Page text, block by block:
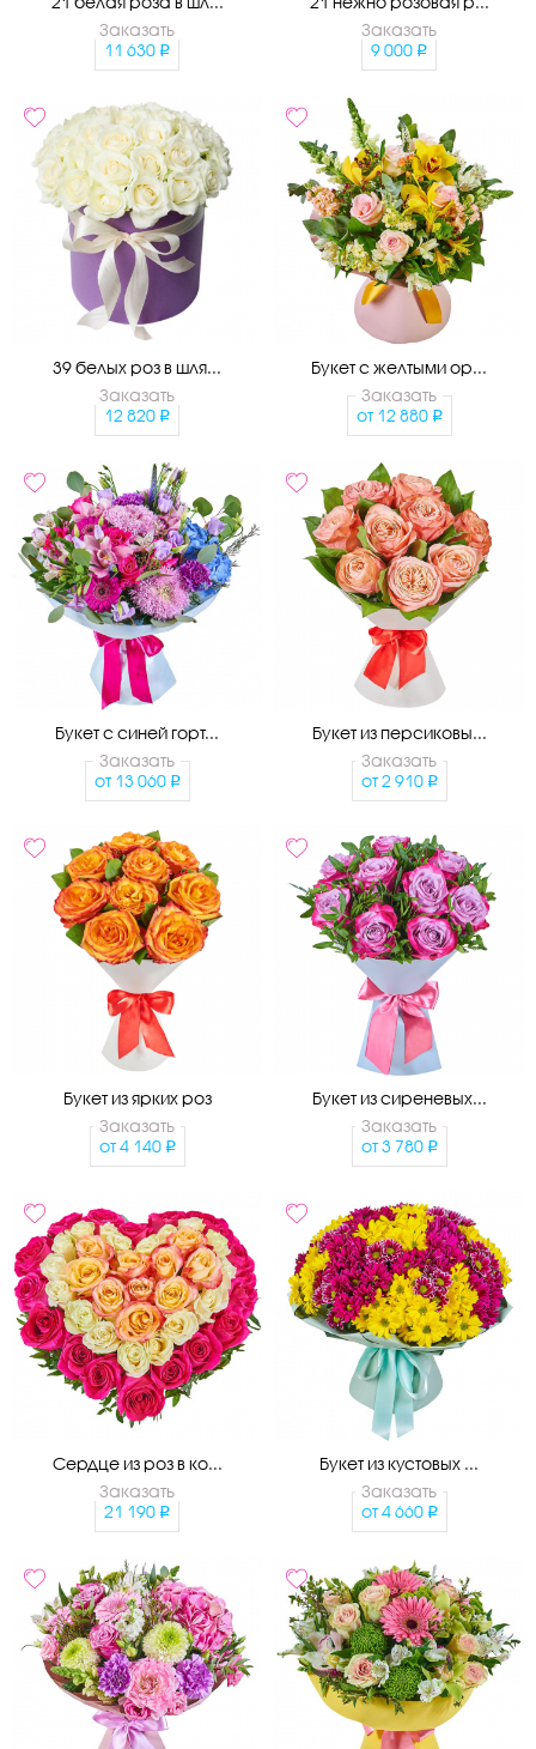
Заказать
11 630
Заказать
9 000
39 белых роз в шля...
Заказать
12 820
Букет с желтыми ор...
Заказать
от 12 880
Букет с синей горт...
Заказать
от 13 060
Букет из персиковы...
Заказать
от 2 910
Букет из ярких роз
Заказать
от 4 140
Букет из сиреневых...
Заказать
от 3 780
Сердце из роз в ко...
Заказать
21 190
Букет из кустовых ...
Заказать
от 4 660